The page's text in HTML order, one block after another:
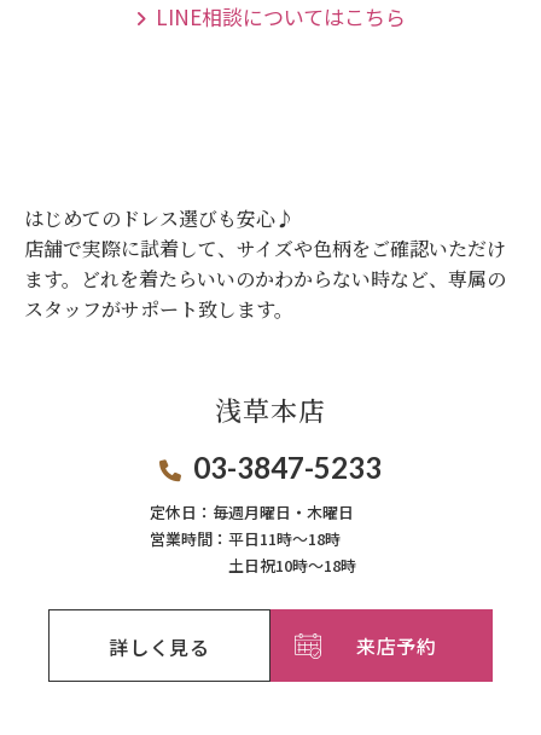
LINE相談についてはこちら
はじめてのドレス選びも安心♪
店舗で実際に試着して、サイズや色柄をご確認いただけ
ます。
どれを着たらいいのかわからない時など、専属の
スタッフがサポート致します。
浅草本店
03-3847-5233
定休日： 毎週月曜日・木曜日
営業時間： 平日11時～18時
土日祝10時～18時
詳しく見る 来店予約